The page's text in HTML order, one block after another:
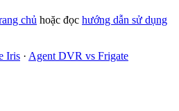
chủ hoặc đọc hướng dẫn sử dụng
Iris · Agent DVR vs Frigate